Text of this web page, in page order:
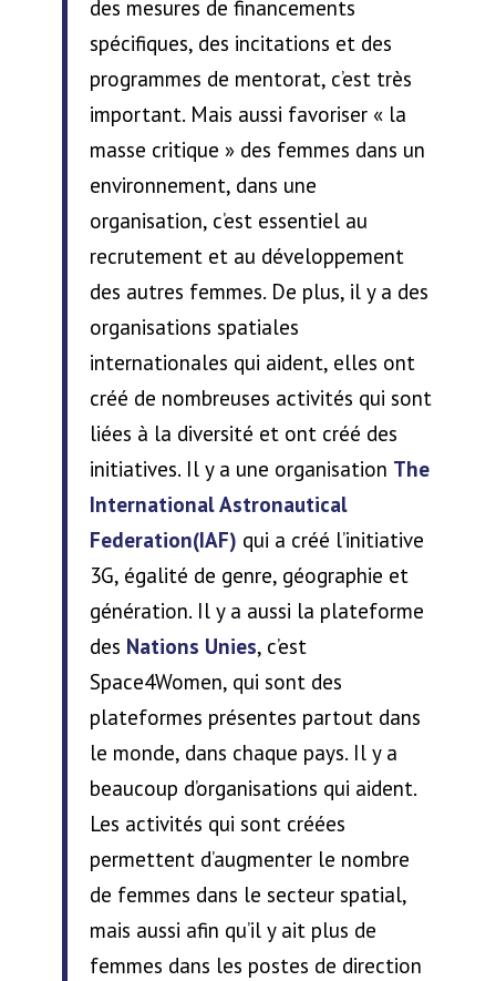
des mesures de financements
spécifiques, des incitations et des
programmes de mentorat, c’est très
important. Mais aussi favoriser « la
masse critique » des femmes dans un
environnement, dans une
organisation, c’est essentiel au
recrutement et au développement
des autres femmes. De plus, il y a des
organisations spatiales
internationales qui aident, elles ont
créé de nombreuses activités qui sont
liées à la diversité et ont créé des
initiatives. Il y a une organisation The
International Astronautical
Federation(IAF) qui a créé l’initiative
3G, égalité de genre, géographie et
génération. Il y a aussi la plateforme
des Nations Unies, c’est
Space4Women, qui sont des
plateformes présentes partout dans
le monde, dans chaque pays. Il y a
beaucoup d’organisations qui aident.
Les activités qui sont créées
permettent d’augmenter le nombre
de femmes dans le secteur spatial,
mais aussi afin qu’il y ait plus de
femmes dans les postes de direction